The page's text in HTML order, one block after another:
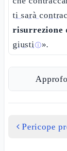
ti sarà
risurrezione
giustiⓘ».
Pericope